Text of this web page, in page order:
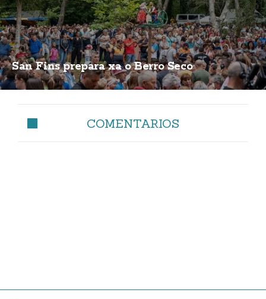
San Fins prepara xa o Berro Seco
COMENTARIOS